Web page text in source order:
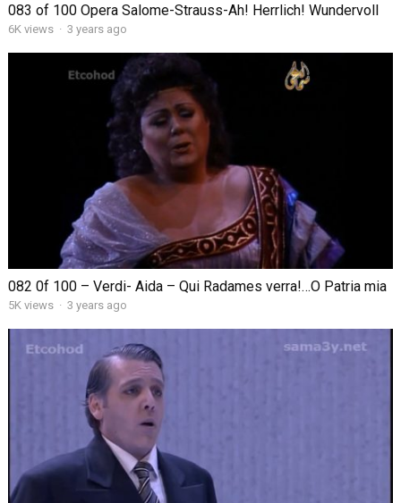
083 of 100 Opera Salome-Strauss-Ah! Herrlich! Wundervoll
6K views · 3 years ago
082 0f 100 – Verdi- Aida – Qui Radames verra!…O Patria mia
5K views · 3 years ago